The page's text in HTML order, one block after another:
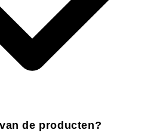
de producten?